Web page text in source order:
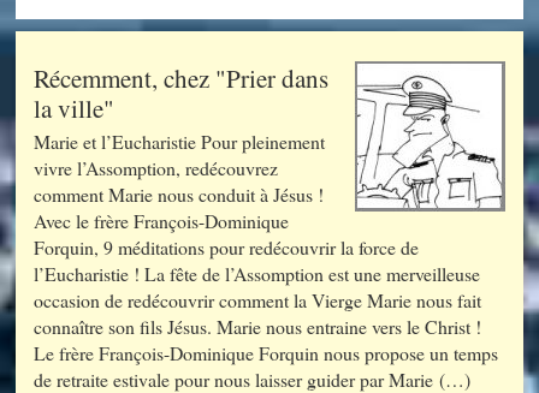
Récemment, chez "Prier dans
la ville"
Marie et l’Eucharistie Pour pleinement
vivre l’Assomption, redécouvrez
comment Marie nous conduit à Jésus !
Avec le frère François-Dominique
Forquin, 9 méditations pour redécouvrir la force de
l’Eucharistie ! La fête de l’Assomption est une merveilleuse
occasion de redécouvrir comment la Vierge Marie nous fait
connaître son fils Jésus. Marie nous entraine vers le Christ !
Le frère François-Dominique Forquin nous propose un temps
de retraite estivale pour nous laisser guider par Marie (…)